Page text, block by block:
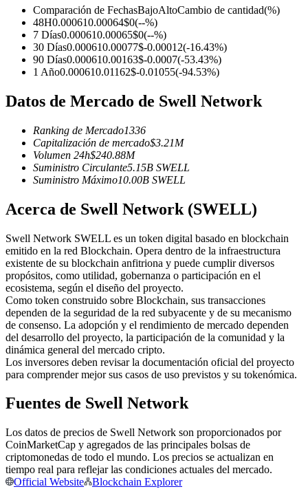
Futuros del USDC
Futuros que utilizan USDC como garantía
Únete a los mejores traders
Conviértete en un Trader de Copia
Disfruta del reparto de beneficios y comisiones de copy trading
Comparación de FechasBajoAltoCambio de cantidad(%)
48H0.000610.00064$0(--%)
7 Días0.000610.00065$0(--%)
30 Días0.000610.00077$-0.00012(-16.43%)
90 Días0.000610.00163$-0.0007(-53.43%)
1 Año0.000610.01162$-0.01055(-94.53%)
Datos de Mercado de Swell Network
Ranking de Mercado1336
Capitalización de mercado$3.21M
Volumen 24h$240.88M
Suministro Circulante5.15B SWELL
Suministro Máximo10.00B SWELL
Acerca de Swell Network (SWELL)
Swell Network SWELL es un token digital basado en blockchain
emitido en la red Blockchain. Opera dentro de la infraestructura
existente de su blockchain anfitriona y puede cumplir diversos
propósitos, como utilidad, gobernanza o participación en el
ecosistema, según el diseño del proyecto.
Como token construido sobre Blockchain, sus transacciones
dependen de la seguridad de la red subyacente y de su mecanismo
de consenso. La adopción y el rendimiento de mercado dependen
del desarrollo del proyecto, la participación de la comunidad y la
dinámica general del mercado cripto.
Los inversores deben revisar la documentación oficial del proyecto
para comprender mejor sus casos de uso previstos y su tokenómica.
Fuentes de Swell Network
Los datos de precios de Swell Network son proporcionados por
CoinMarketCap y agregados de las principales bolsas de
criptomonedas de todo el mundo. Los precios se actualizan en
tiempo real para reflejar las condiciones actuales del mercado.
Official Website
Blockchain Explorer